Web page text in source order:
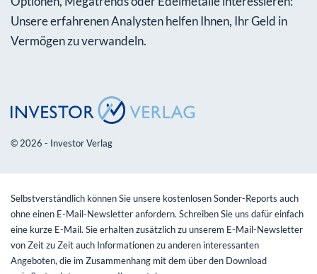
Unsere erfahrenen Analysten helfen Ihnen, Ihr Geld in
Vermögen zu verwandeln.
© 2026 - Investor Verlag
Selbstverständlich können Sie unsere kostenlosen Sonder-Reports auch
ohne einen E-Mail-Newsletter anfordern. Schreiben Sie uns dafür einfach
eine kurze E-Mail. Sie erhalten zusätzlich zu unserem E-Mail-Newsletter
von Zeit zu Zeit auch Informationen zu anderen interessanten
Angeboten, die im Zusammenhang mit dem über den Download